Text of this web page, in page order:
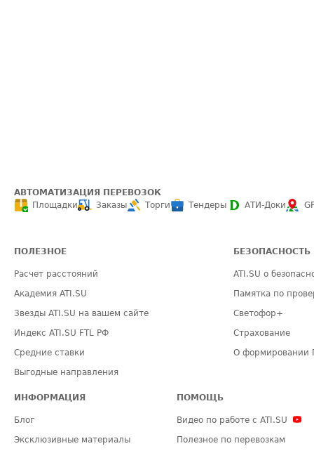
АВТОМАТИЗАЦИЯ ПЕРЕВОЗОК
Площадки
Заказы Торги Тендеры АТИ-Доки
ПОЛЕЗНОЕ
Расчет расстояний
Академия ATI.SU
Звезды ATI.SU на вашем сайте
Индекс ATI.SU FTL РФ
Средние ставки
Выгодные направления
БЕЗОПАСНОСТЬ
ATI.SU о
Памятка по
Светофор+
Страхование
О формировании
ИНФОРМАЦИЯ
Блог
Эксклюзивные материалы
ПОМОЩЬ
Видео по работе с ATI.SU
Полезное по перевозкам